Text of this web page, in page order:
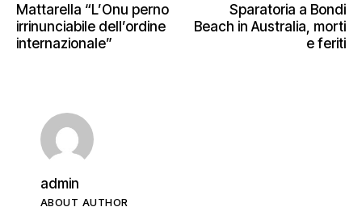
Mattarella “L’Onu perno
irrinunciabile dell’ordine
internazionale”
Sparatoria a Bondi
Beach in Australia, morti
e feriti
admin
ABOUT AUTHOR